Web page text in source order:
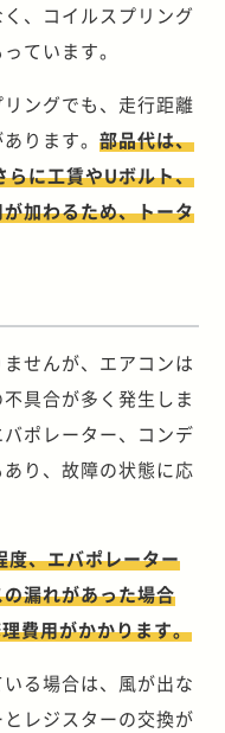
、コイルスプリング
ています。
ングでも、走行距離
ります。部品代は、
らに工賃やUボルト、
加わるため、トータ
せんが、エアコンは
具合が多く発生しま
ポレーター、コンデ
り、故障の状態に応
度、エバポレーター
漏れがあった場合
費用がかかります。
る場合は、風が出な
レジスターの交換が